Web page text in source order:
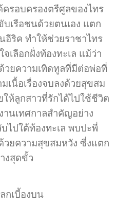
ครอบครองตรีศูลของไทร
บเรือชนด้วยตนเอง แตก
อีริค ทำให้ช่วยราชาไทร
เลือกฝั่งท้องทะเล แม้ว่า
ยความเทิดทูลที่มีต่อพ่อที่
เนื้อเรื่องจบลงด้วยสุขสม
ห้ลูกสาวที่รักได้ไปใช้ชีวิต
นเทศกาลสำคัญอย่าง
ไปใต้ท้องทะเล พบปะพี่
วยความสุขสมหวัง ซี่งแตก
งสุดขั้ว
เบี้องบน